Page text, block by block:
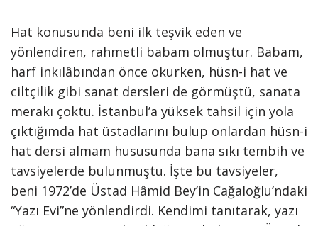
Hat konusunda beni ilk teşvik eden ve
yönlendiren, rahmetli babam olmuştur. Babam,
harf inkılâbından önce okurken, hüsn-i hat ve
ciltçilik gibi sanat dersleri de görmüştü, sanata
merakı çoktu. İstanbul’a yüksek tahsil için yola
çıktığımda hat üstadlarını bulup onlardan hüsn-i
hat dersi almam hususunda bana sıkı tembih ve
tavsiyelerde bulunmuştu. İşte bu tavsiyeler,
beni 1972’de Üstad Hâmid Bey’in Cağaloğlu’ndaki
“Yazı Evi”ne yönlendirdi. Kendimi tanıtarak, yazı